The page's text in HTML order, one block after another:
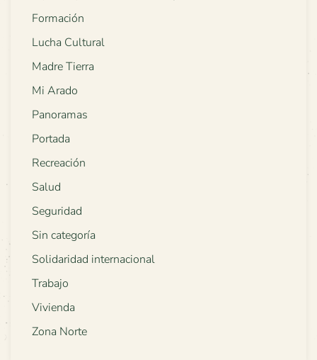
Formación
Lucha Cultural
Madre Tierra
Mi Arado
Panoramas
Portada
Recreación
Salud
Seguridad
Sin categoría
Solidaridad internacional
Trabajo
Vivienda
Zona Norte